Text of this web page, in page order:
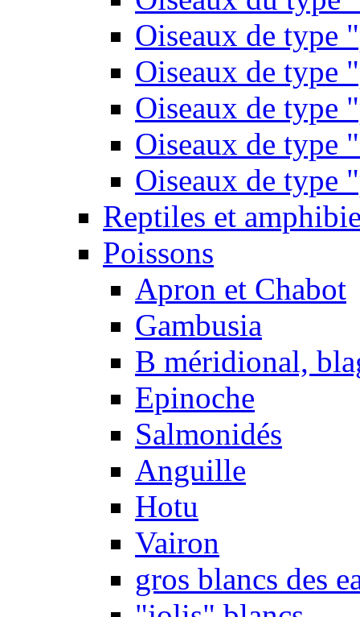
Oiseaux de type
Oiseaux de type
Oiseaux de type
Oiseaux de type
Oiseaux de type
Reptiles et
Poissons
Apron et Chabot
Gambusia
B méridional,
Epinoche
Salmonidés
Anguille
Hotu
Vairon
gros blancs des